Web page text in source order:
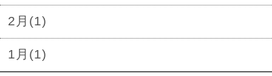
2月(1)
1月(1)